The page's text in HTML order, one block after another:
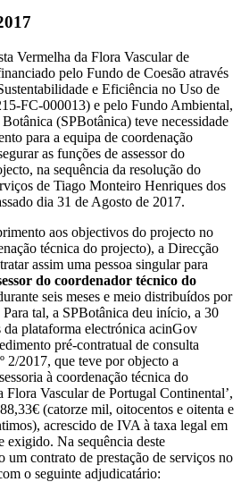
Vermelha da Flora Vascular de
pelo Fundo de Coesão através
e Eficiência no Uso de
FC-000013) e pelo Fundo Ambiental,
(SPBotânica) teve necessidade
para a equipa de coordenação
as funções de assessor do
na sequência da resolução do
de Tiago Monteiro Henriques dos
dia 31 de Agosto de 2017.
aos objectivos do projecto no
técnica do projecto), a Direcção
assim uma pessoa singular para
do coordenador técnico do
seis meses e meio distribuídos por
tal, a SPBotânica deu início, a 30
plataforma electrónica acinGov
pré-contratual de consulta
2/2017, que teve por objecto a
à coordenação técnica do
Flora Vascular de Portugal Continental’,
(catorze mil, oitocentos e oitenta e
acrescido de IVA à taxa legal em
exigido. Na sequência deste
um contrato de prestação de serviços no
o seguinte adjudicatário: